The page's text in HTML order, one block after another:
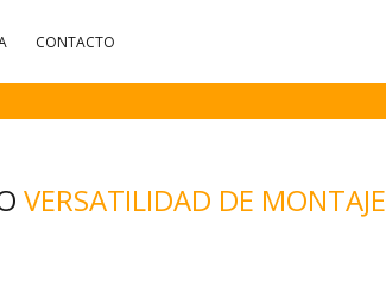
CONTACTO
VERSATILIDAD DE MONTAJE